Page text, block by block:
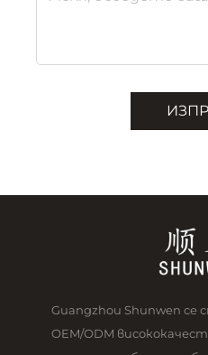
Guangzhou Shunwen се
OEM/ODM